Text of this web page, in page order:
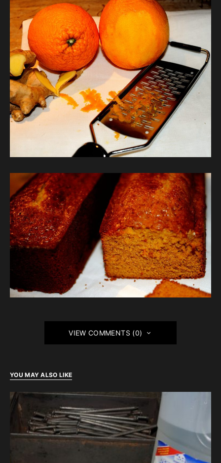
VIEW COMMENTS (0)
YOU MAY ALSO LIKE